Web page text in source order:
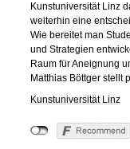
Kunstuniversität Linz
weiterhin eine
Wie bereitet man
und Strategien
Raum für Aneignung
Matthias Böttger stellt
Kunstuniversität Linz